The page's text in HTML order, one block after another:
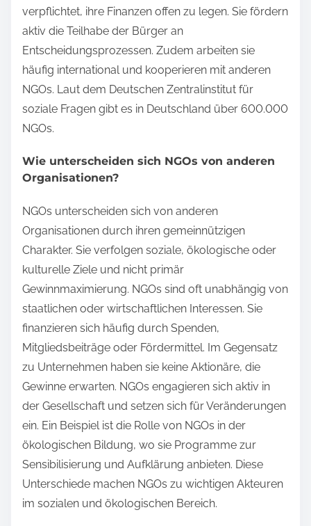
verpflichtet, ihre Finanzen offen zu legen. Sie fördern
aktiv die Teilhabe der Bürger an
Entscheidungsprozessen. Zudem arbeiten sie
häufig international und kooperieren mit anderen
NGOs. Laut dem Deutschen Zentralinstitut für
soziale Fragen gibt es in Deutschland über 600.000
NGOs.
Wie unterscheiden sich NGOs von anderen
Organisationen?
NGOs unterscheiden sich von anderen
Organisationen durch ihren gemeinnützigen
Charakter. Sie verfolgen soziale, ökologische oder
kulturelle Ziele und nicht primär
Gewinnmaximierung. NGOs sind oft unabhängig von
staatlichen oder wirtschaftlichen Interessen. Sie
finanzieren sich häufig durch Spenden,
Mitgliedsbeiträge oder Fördermittel. Im Gegensatz
zu Unternehmen haben sie keine Aktionäre, die
Gewinne erwarten. NGOs engagieren sich aktiv in
der Gesellschaft und setzen sich für Veränderungen
ein. Ein Beispiel ist die Rolle von NGOs in der
ökologischen Bildung, wo sie Programme zur
Sensibilisierung und Aufklärung anbieten. Diese
Unterschiede machen NGOs zu wichtigen Akteuren
im sozialen und ökologischen Bereich.